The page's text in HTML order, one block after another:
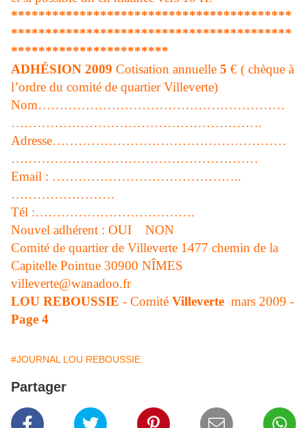
*****************************************
*****************************************
***********************
ADHÉSION 2009 Cotisation annuelle 5 € ( chèque à
l’ordre du comité de quartier Villeverte)
Nom…………………………………………………
………………………………………………….
Adresse………………………………………………
…………………………………………………
Email : ……………………………………..
……………………
Tél :……………………………….
Nouvel adhérent : OUI NON
Comité de quartier de Villeverte 1477 chemin de la
Capitelle Pointue 30900 NÎMES
villeverte@wanadoo.fr
LOU REBOUSSIE - Comité Villeverte mars 2009 -
Page 4
#JOURNAL LOU REBOUSSIE
Partager